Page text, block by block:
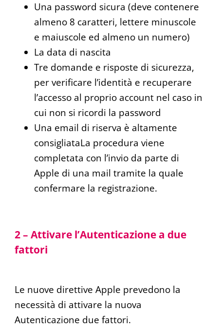
Una password sicura (deve contenere
almeno 8 caratteri, lettere minuscole
e maiuscole ed almeno un numero)
La data di nascita
Tre domande e risposte di sicurezza,
per verificare l’identità e recuperare
l’accesso al proprio account nel caso in
cui non si ricordi la password
Una email di riserva è altamente
consigliataLa procedura viene
completata con l’invio da parte di
Apple di una mail tramite la quale
confermare la registrazione.
2 – Attivare l’Autenticazione a due
fattori
Le nuove direttive Apple prevedono la
necessità di attivare la nuova
Autenticazione due fattori.